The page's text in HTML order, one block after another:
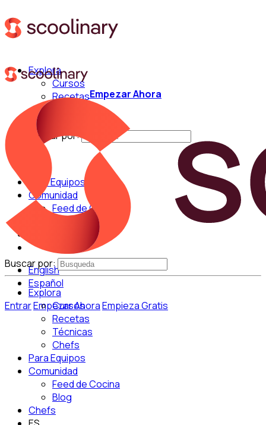
Explora
Cursos
Recetas
Buscar por:
Para Equipos
Comunidad
Feed de Cocina
English
Español
EntrarEmpezar AhoraEmpieza Gratis
Empezar Ahora
Buscar por:
Explora
Cursos
Recetas
Técnicas
Chefs
Para Equipos
Comunidad
Feed de Cocina
Blog
Chefs